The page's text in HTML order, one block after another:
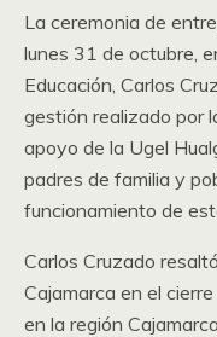
La ceremonia de
lunes 31 de octubre,
Educación, Carlos
gestión realizado por
apoyo de la Ugel
padres de familia y
funcionamiento de
Carlos Cruzado
Cajamarca en el
en la región